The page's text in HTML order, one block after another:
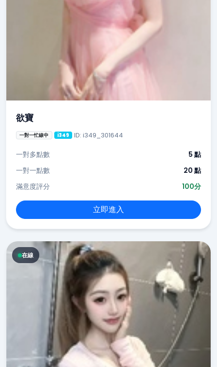
欲寶
一對一忙線中 i349 ID: i349_301644
一對多點數
5 點
一對一點數
20 點
滿意度評分
100分
立即進入
在線